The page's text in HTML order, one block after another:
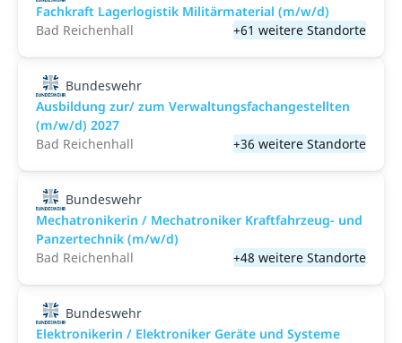
Fachkraft Lagerlogistik Militärmaterial (m/w/d)
Bad Reichenhall
+61 weitere Standorte
Bundeswehr
Ausbildung zur/ zum Verwaltungsfachangestellten
(m/w/d) 2027
Bad Reichenhall
+36 weitere Standorte
Bundeswehr
Mechatronikerin / Mechatroniker Kraftfahrzeug- und
Panzertechnik (m/w/d)
Bad Reichenhall
+48 weitere Standorte
Bundeswehr
Elektronikerin / Elektroniker Geräte und Systeme